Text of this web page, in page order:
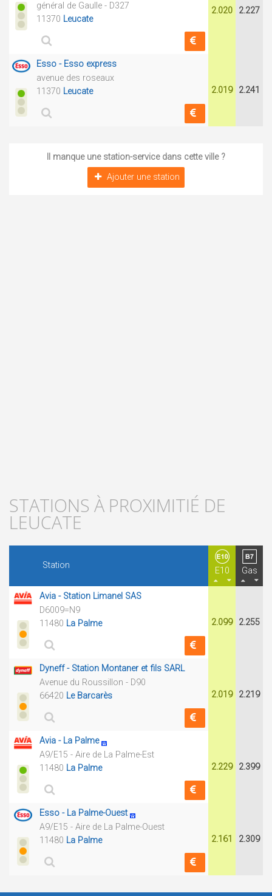
général de Gaulle - D327
11370 Leucate
2.020 2.227
Esso - Esso express
avenue des roseaux
11370 Leucate 2.019 2.241
Il manque une station-service dans cette ville ?
Ajouter une station
STATIONS À PROXIMITIÉ DE
LEUCATE
Station
E10 Gas
Avia - Station Limanel SAS
D6009=N9
11480 La Palme 2.099 2.255
Dyneff - Station Montaner et fils SARL
Avenue du Roussillon - D90
66420 Le Barcarès 2.019 2.219
Avia - La Palme
A9/E15 - Aire de La Palme-Est
11480 La Palme 2.229 2.399
Esso - La Palme-Ouest
A9/E15 - Aire de La Palme-Ouest
11480 La Palme 2.161 2.309